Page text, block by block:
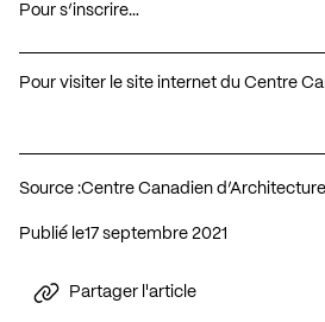
Pour s’inscrire…
Pour visiter le site internet du Centre
Source :Centre Canadien d’Architecture
Publié le 17 septembre 2021
Partager l'article